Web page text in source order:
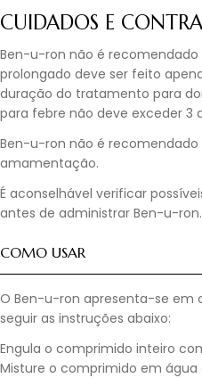
CUIDADOS E
Ben-u-ron não é recomendado
prolongado deve ser feito
duração do tratamento para
para febre não deve exceder 3
Ben-u-ron não é recomendado
amamentação.
É aconselhável verificar
antes de administrar Ben-u-ron.
COMO USAR
O Ben-u-ron apresenta-se em
seguir as instruções abaixo:
Engula o comprimido inteiro
Misture o comprimido em